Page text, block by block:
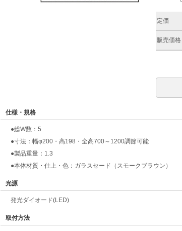
定価
販売価格
仕様・規格
●総W数：5
●寸法：幅φ200・高198・全高700～1200調節可能
●製品重量：1.3
●本体材質・仕上・色：ガラスセード（スモークブラウン）
光源
発光ダイオード(LED)
取付方法